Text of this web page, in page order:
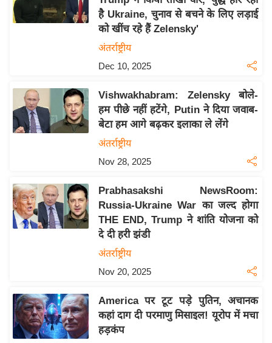
0
2
म
ई
-
पे
मि
सा
ल
ल
श
ख्सि
है Ukraine, चुनाव से बचने के लिए लड़ाई
को खींच रहे हैं Zelensky'
अंतर्राष्ट्रीय
Dec 10, 2025
Vishwakhabram: Zelensky बोले-
हम पीछे नहीं हटेंगे, Putin ने दिया जवाब-
बेटा हम आगे बढ़कर इलाका ले लेंगे
अंतर्राष्ट्रीय
Nov 28, 2025
Prabhasakshi NewsRoom:
Russia-Ukraine War का जल्द होगा
THE END, Trump ने शांति योजना को
दे दी हरी झंडी
अंतर्राष्ट्रीय
Nov 20, 2025
America पर टूट पड़े पुतिन, अचानक
कहां दाग दी परमाणु मिसाइल! यूरोप में मचा
हड़कंप